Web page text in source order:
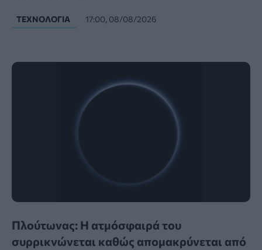
ΤΕΧΝΟΛΟΓΊΑ 17:00, 08/08/2026
Πλούτωνας: Η ατμόσφαιρά του
συρρικνώνεται καθώς απομακρύνεται από